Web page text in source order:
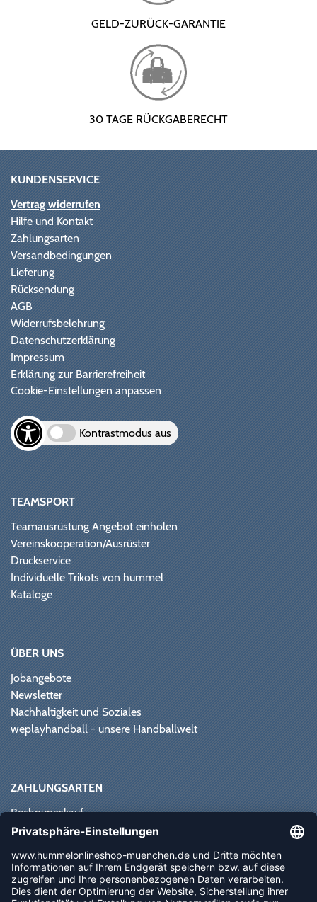
GELD-ZURÜCK-GARANTIE
30 TAGE RÜCKGABERECHT
KUNDENSERVICE
Vertrag widerrufen
Hilfe und Kontakt
Zahlungsarten
Versandbedingungen
Lieferung
Rücksendung
AGB
Widerrufsbelehrung
Datenschutzerklärung
Impressum
Erklärung zur Barrierefreiheit
Cookie-Einstellungen anpassen
Kontrastmodus aus
TEAMSPORT
Teamausrüstung Angebot einholen
Vereinskooperation/Ausrüster
Druckservice
Individuelle Trikots von hummel
Kataloge
ÜBER UNS
Jobangebote
Newsletter
Nachhaltigkeit und Soziales
weplayhandball - unsere Handballwelt
ZAHLUNGSARTEN
Rechnungskauf
Paypal
Vorkasse
Sofortüberweisung